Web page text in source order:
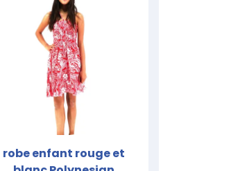
robe enfant rouge et